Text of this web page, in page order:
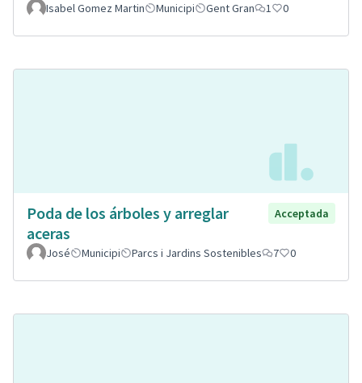
Isabel Gomez Martin Municipi Gent Gran 1 0
Poda de los árboles y arreglar
aceras
Acceptada
José Municipi Parcs i Jardins Sostenibles 7 0